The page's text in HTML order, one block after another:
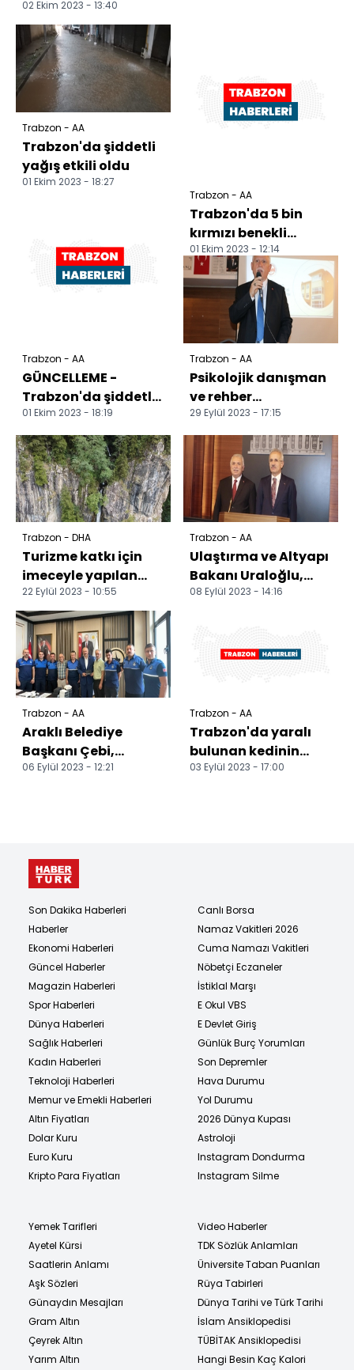
02 Ekim 2023 - 13:40
Trabzon - AA
Trabzon'da şiddetli
yağış etkili oldu
01 Ekim 2023 - 18:27
Trabzon - AA
GÜNCELLEME -
Trabzon'da şiddetli
yağış etkili oldu
01 Ekim 2023 - 18:19
Trabzon - AA
Trabzon'da 5 bin
kırmızı benekli
alabalık yavrusu
dereye bırakıldı
01 Ekim 2023 - 12:14
Trabzon - AA
Psikolojik danışman
ve rehber
öğretmenler
toplantıda bir araya
geldi
29 Eylül 2023 - 17:15
Trabzon - DHA
Turizme katkı için
imeceyle yapılan
şelale yolunda
heyelan korkusu
22 Eylül 2023 - 10:55
Trabzon - AA
Ulaştırma ve Altyapı
Bakanı Uraloğlu,
Trabzon'da konuştu:
08 Eylül 2023 - 14:16
Trabzon - AA
Araklı Belediye
Başkanı Çebi,
zabıtalarla bir araya
06 Eylül 2023 - 12:21
Trabzon - AA
Trabzon'da yaralı
bulunan kedinin
tedavisi hastanede
03 Eylül 2023 - 17:00
Son Dakika Haberleri
Haberler
Ekonomi Haberleri
Güncel Haberler
Magazin Haberleri
Spor Haberleri
Dünya Haberleri
Sağlık Haberleri
Kadın Haberleri
Teknoloji Haberleri
Memur ve Emekli Haberleri
Altın Fiyatları
Dolar Kuru
Euro Kuru
Kripto Para Fiyatları
Canlı Borsa
Namaz Vakitleri 2026
Cuma Namazı Vakitleri
Nöbetçi Eczaneler
İstiklal Marşı
E Okul VBS
E Devlet Giriş
Günlük Burç Yorumları
Son Depremler
Hava Durumu
Yol Durumu
2026 Dünya Kupası
Astroloji
Instagram Dondurma
Instagram Silme
Yemek Tarifleri
Ayetel Kürsi
Saatlerin Anlamı
Aşk Sözleri
Günaydın Mesajları
Gram Altın
Çeyrek Altın
Yarım Altın
Video Haberler
TDK Sözlük Anlamları
Üniversite Taban Puanları
Rüya Tabirleri
Dünya Tarihi ve Türk Tarihi
İslam Ansiklopedisi
TÜBİTAK Ansiklopedisi
Hangi Besin Kaç Kalori